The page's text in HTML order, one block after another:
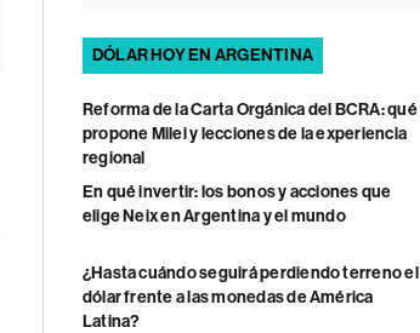
DÓLAR HOY EN ARGENTINA
Reforma de la Carta Orgánica del BCRA: qué
propone Milei y lecciones de la experiencia
regional
En qué invertir: los bonos y acciones que
elige Neix en Argentina y el mundo
¿Hasta cuándo seguirá perdiendo terreno el
dólar frente a las monedas de América
Latina?